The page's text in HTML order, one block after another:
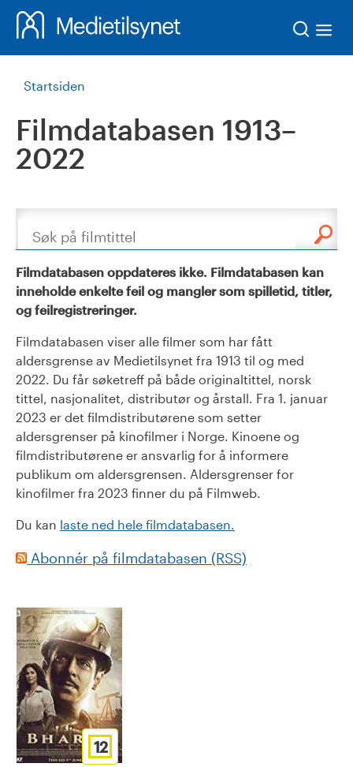
Startsiden
Filmdatabasen 1913–
2022
Søk
Filmdatabasen oppdateres ikke. Filmdatabasen kan
inneholde enkelte feil og mangler som spilletid, titler,
og feilregistreringer.
Filmdatabasen viser alle filmer som har fått
aldersgrense av Medietilsynet fra 1913 til og med
2022. Du får søketreff på både originaltittel, norsk
tittel, nasjonalitet, distributør og årstall. Fra 1. januar
2023 er det filmdistributørene som setter
aldersgrenser på kinofilmer i Norge. Kinoene og
filmdistributørene er ansvarlig for å informere
publikum om aldersgrensen. Aldersgrenser for
kinofilmer fra 2023 finner du på Filmweb.
Du kan laste ned hele filmdatabasen.
Abonnér på filmdatabasen (RSS)
12